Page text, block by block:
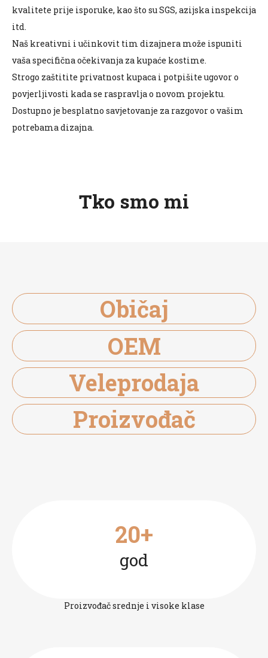
kvalitete prije isporuke, kao što su SGS, azijska inspekcija
itd.
Naš kreativni i učinkovit tim dizajnera može ispuniti
vaša specifična očekivanja za kupaće kostime.
Strogo zaštitite privatnost kupaca i potpišite ugovor o
povjerljivosti kada se raspravlja o novom projektu.
Dostupno je besplatno savjetovanje za razgovor o vašim
potrebama dizajna.
Tko smo mi
Običaj
OEM
Veleprodaja
Proizvođač
20+
god
Proizvođač srednje i visoke klase